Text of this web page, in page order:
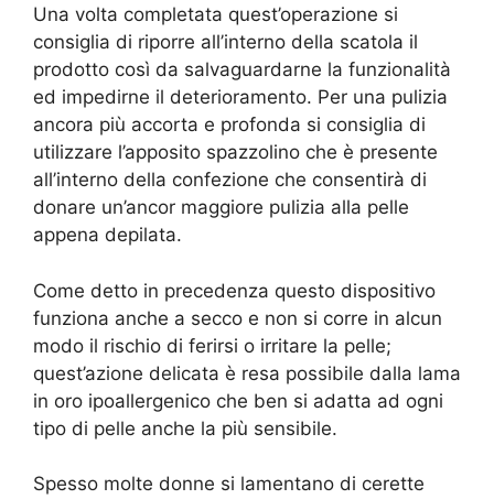
Una volta completata quest’operazione si
consiglia di riporre all’interno della scatola il
prodotto così da salvaguardarne la funzionalità
ed impedirne il deterioramento. Per una pulizia
ancora più accorta e profonda si consiglia di
utilizzare l’apposito spazzolino che è presente
all’interno della confezione che consentirà di
donare un’ancor maggiore pulizia alla pelle
appena depilata.
Come detto in precedenza questo dispositivo
funziona anche a secco e non si corre in alcun
modo il rischio di ferirsi o irritare la pelle;
quest’azione delicata è resa possibile dalla lama
in oro ipoallergenico che ben si adatta ad ogni
tipo di pelle anche la più sensibile.
Spesso molte donne si lamentano di cerette